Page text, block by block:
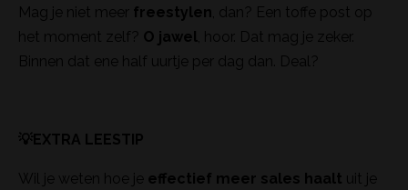
Mag je niet meer freestylen, dan? Een toffe post op
het moment zelf? O jawel, hoor. Dat mag je zeker.
Binnen dat ene half uurtje per dag dan. Deal?
💡EXTRA LEESTIP
Wil je weten hoe je effectief meer sales haalt uit je